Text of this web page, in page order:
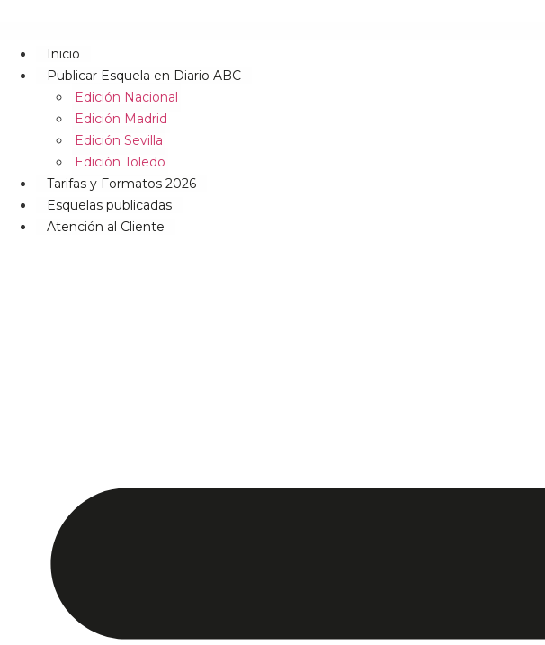
Inicio
Publicar Esquela en Diario ABC
Edición Nacional
Edición Madrid
Edición Sevilla
Edición Toledo
Tarifas y Formatos 2026
Esquelas publicadas
Atención al Cliente